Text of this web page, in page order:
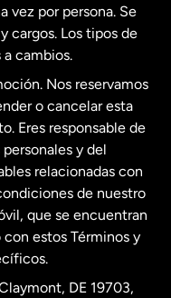
vez por persona. Se
cargos. Los tipos de
cambios.
Nos reservamos
o cancelar esta
Eres responsable de
y del
relacionadas con
de nuestro
que se encuentran
estos Términos y
DE 19703,